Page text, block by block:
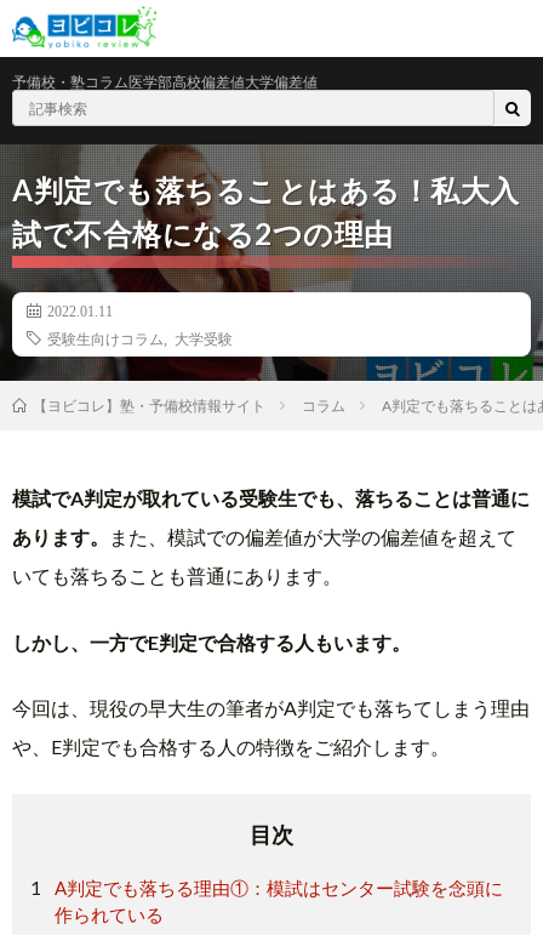
予備校・塾コラム医学部高校偏差値大学偏差値
A判定でも落ちることはある！私大入
試で不合格になる2つの理由
2022.01.11
受験生向けコラム
大学受験
【ヨビコレ】塾・予備校情報サイト コラム A判定でも落ちること
模試でA判定が取れている受験生でも、落ちることは普通に
あります。
また、模試での偏差値が大学の偏差値を超えて
いても落ちることも普通にあります。
しかし、一方でE判定で合格する人もいます。
今回は、現役の早大生の筆者がA判定でも落ちてしまう理由
や、E判定でも合格する人の特徴をご紹介します。
目次
A判定でも落ちる理由①：模試はセンター試験を念頭に
作られている